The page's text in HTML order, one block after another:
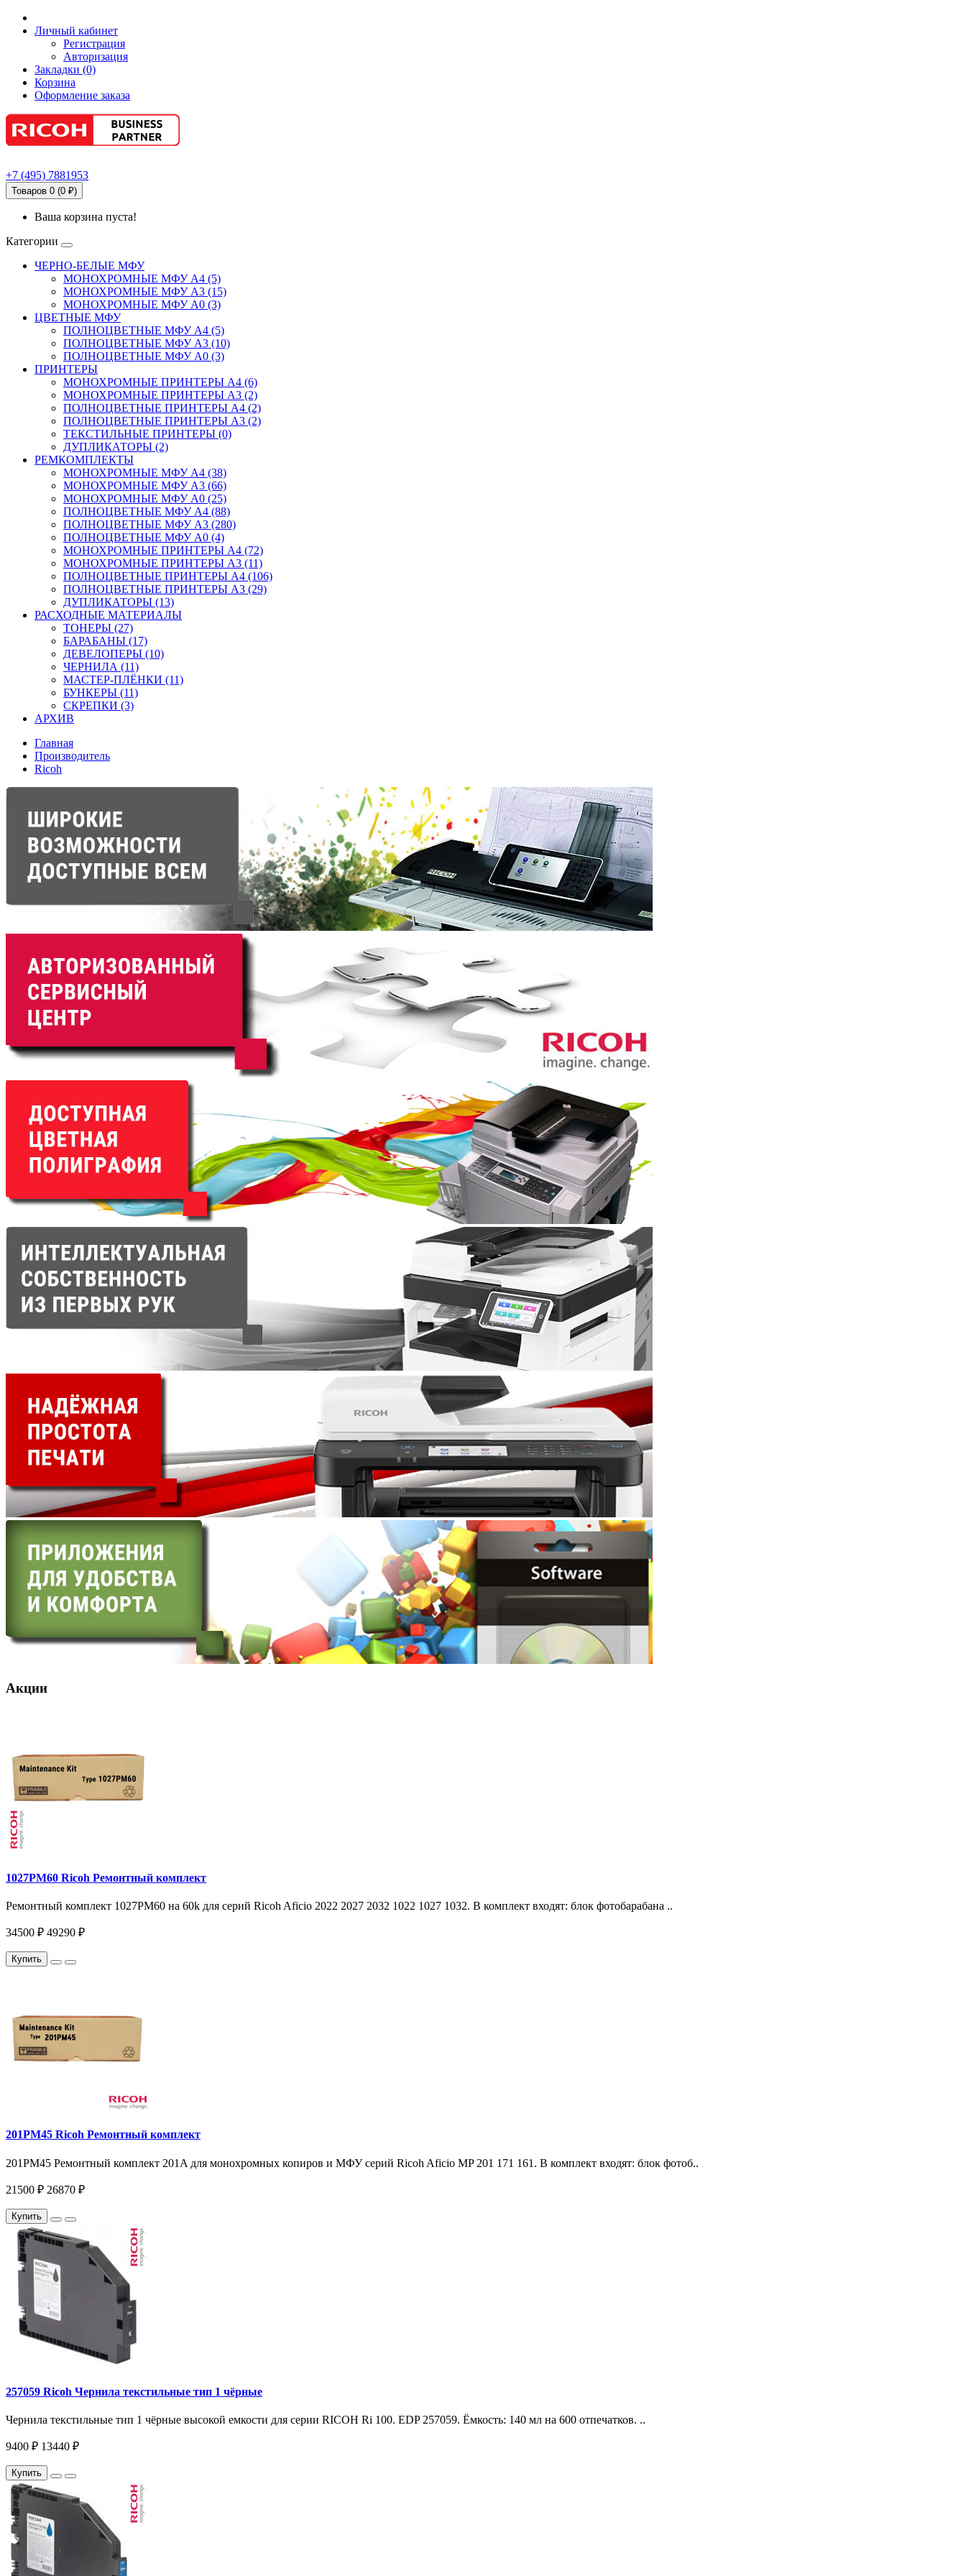
Личный кабинет
Регистрация
Авторизация
Закладки (0)
Корзина
Оформление заказа
+7 (495) 7881953
Товаров 0 (0 ₽)
Ваша корзина пуста!
Категории
ЧЕРНО-БЕЛЫЕ МФУ
МОНОХРОМНЫЕ МФУ А4 (5)
МОНОХРОМНЫЕ МФУ А3 (15)
МОНОХРОМНЫЕ МФУ А0 (3)
ЦВЕТНЫЕ МФУ
ПОЛНОЦВЕТНЫЕ МФУ А4 (5)
ПОЛНОЦВЕТНЫЕ МФУ А3 (10)
ПОЛНОЦВЕТНЫЕ МФУ А0 (3)
ПРИНТЕРЫ
МОНОХРОМНЫЕ ПРИНТЕРЫ А4 (6)
МОНОХРОМНЫЕ ПРИНТЕРЫ А3 (2)
ПОЛНОЦВЕТНЫЕ ПРИНТЕРЫ А4 (2)
ПОЛНОЦВЕТНЫЕ ПРИНТЕРЫ А3 (2)
ТЕКСТИЛЬНЫЕ ПРИНТЕРЫ (0)
ДУПЛИКАТОРЫ (2)
РЕМКОМПЛЕКТЫ
МОНОХРОМНЫЕ МФУ А4 (38)
МОНОХРОМНЫЕ МФУ А3 (66)
МОНОХРОМНЫЕ МФУ А0 (25)
ПОЛНОЦВЕТНЫЕ МФУ А4 (88)
ПОЛНОЦВЕТНЫЕ МФУ А3 (280)
ПОЛНОЦВЕТНЫЕ МФУ А0 (4)
МОНОХРОМНЫЕ ПРИНТЕРЫ А4 (72)
МОНОХРОМНЫЕ ПРИНТЕРЫ А3 (11)
ПОЛНОЦВЕТНЫЕ ПРИНТЕРЫ А4 (106)
ПОЛНОЦВЕТНЫЕ ПРИНТЕРЫ А3 (29)
ДУПЛИКАТОРЫ (13)
РАСХОДНЫЕ МАТЕРИАЛЫ
ТОНЕРЫ (27)
БАРАБАНЫ (17)
ДЕВЕЛОПЕРЫ (10)
ЧЕРНИЛА (11)
МАСТЕР-ПЛЁНКИ (11)
БУНКЕРЫ (11)
СКРЕПКИ (3)
АРХИВ
Главная
Производитель
Ricoh
Акции
1027PM60 Ricoh Ремонтный комплект
Ремонтный комплект 1027PM60 на 60k для серий Ricoh Aficio 2022 2027 2032 1022 1027 1032. В комплект входят: блок фотобарабана ..
34500 ₽ 49290 ₽
Купить
201PM45 Ricoh Ремонтный комплект
201PM45 Ремонтный комплект 201A для монохромных копиров и МФУ серий Ricoh Aficio MP 201 171 161. В комплект входят: блок фотоб..
21500 ₽ 26870 ₽
Купить
257059 Ricoh Чернила текстильные тип 1 чёрные
Чернила текстильные тип 1 чёрные высокой емкости для серии RICOH Ri 100. EDP 257059. Ёмкость: 140 мл на 600 отпечатков. ..
9400 ₽ 13440 ₽
Купить